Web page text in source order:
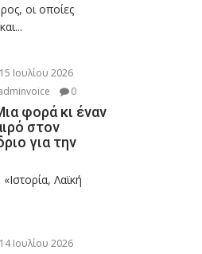
οι οποίες
15 Ιουλίου 2026
0
φορά κι έναν
στον
για την
Λαϊκή
14 Ιουλίου 2026